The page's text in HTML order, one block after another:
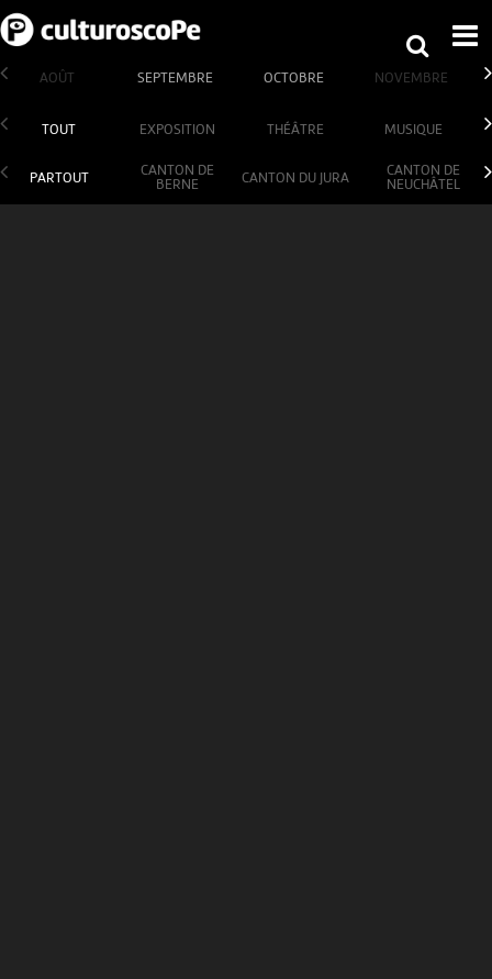
AOÛT SEPTEMBRE OCTOBRE NOVEMBRE
TOUT EXPOSITION THÉÂTRE MUSIQUE
PARTOUT
CANTON DE
BERNE
CANTON DU JURA
CANTON DE
NEUCHÂTEL